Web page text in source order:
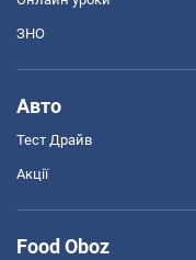
ЗНО
Авто
Тест Драйв
Акції
Food Oboz